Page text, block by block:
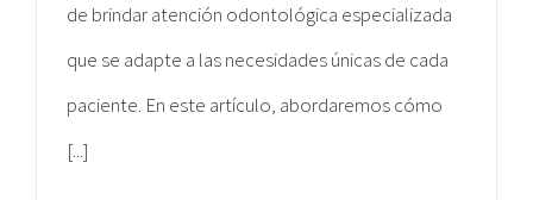
de brindar atención odontológica especializada
que se adapte a las necesidades únicas de cada
paciente. En este artículo, abordaremos cómo
[...]